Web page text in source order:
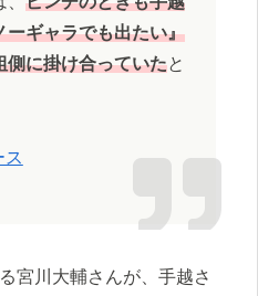
ーギャラでも出たい』
側に掛け合っていたと
ス
宮川大輔さんが、手越さ